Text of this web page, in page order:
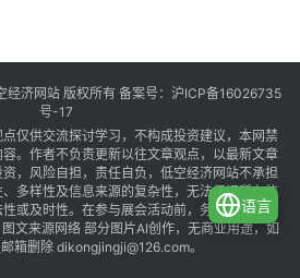
济网站 版权所有 备案号： 沪ICP备16026735
号-17
仅供交流探讨学习，不构成投资建议，本网禁
。作者不负责更新以往文章观点，以最新文章
，风险自担，责任自负，低空经济网站不承担
多样性及信息来源的复杂性，无法保证所有信
或及时性。在参与展会活动前，务必与组织方
文来源网络 部分图片AI创作，无商业用途，如
箱删除 dikongjingji@126.com。
语言